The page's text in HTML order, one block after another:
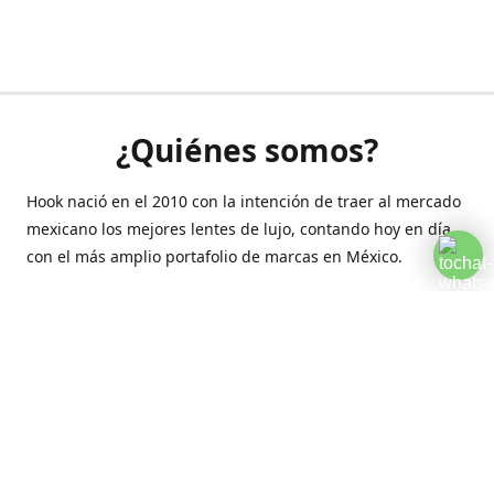
¿Quiénes somos?
Hook nació en el 2010 con la intención de traer al mercado
mexicano los mejores lentes de lujo, contando hoy en día
con el más amplio portafolio de marcas en México.